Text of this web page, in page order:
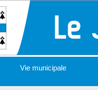
Vie municipale